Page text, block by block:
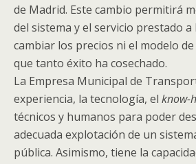
de Madrid. Este cambio permitirá
del sistema y el servicio prestado
cambiar los precios ni el modelo
que tanto éxito ha cosechado.
La Empresa Municipal de
experiencia, la tecnología, el know-
técnicos y humanos para poder
adecuada explotación de un
pública. Asimismo, tiene la